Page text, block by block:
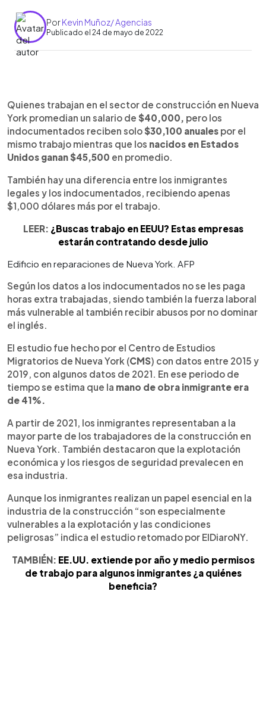
PorKevin Muñoz/ Agencias
Publicado el 24 de mayo de 2022
Escuchar artículo
Quienes trabajan en el sector de construcción en Nueva
York promedian un salario de $40,000, pero los
indocumentados reciben solo$30,100 anuales por el
mismo trabajo mientras que los nacidos en Estados
Unidos ganan $45,500 en promedio.
También hay una diferencia entre los inmigrantes
legales y los indocumentados, recibiendo apenas
$1,000 dólares más por el trabajo.
LEER: ¿Buscas trabajo en EEUU? Estas empresas
estarán contratando desde julio
Edificio en reparaciones de Nueva York. AFP
Según los datos a los indocumentados no se les paga
horas extra trabajadas, siendo también la fuerza laboral
más vulnerable al también recibir abusos por no dominar
el inglés.
El estudio fue hecho por el Centro de Estudios
Migratorios de Nueva York (CMS) con datos entre 2015 y
2019, con algunos datos de 2021. En ese periodo de
tiempo se estima que la mano de obra inmigrante era
de 41%.
A partir de 2021, los inmigrantes representaban a la
mayor parte de los trabajadores de la construcción en
Nueva York. También destacaron que la explotación
económica y los riesgos de seguridad prevalecen en
esa industria.
Aunque los inmigrantes realizan un papel esencial en la
industria de la construcción “son especialmente
vulnerables a la explotación y las condiciones
peligrosas” indica el estudio retomado por ElDiaroNY.
TAMBIÉN: EE.UU. extiende por año y medio permisos
de trabajo para algunos inmigrantes ¿a quiénes
beneficia?